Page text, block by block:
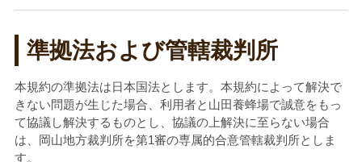
準拠法および管轄裁判所
本規約の準拠法は日本国法とします。本規約によって解決で
きない問題が生じた場合、利用者と山田養蜂場で誠意をもっ
て協議し解決するものとし、協議の上解決に至らない場合
は、岡山地方裁判所を第1審の専属的合意管轄裁判所としま
す。